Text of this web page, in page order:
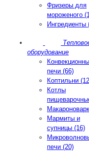
Фризеры для
мороженого
Ингредиенты
оборудование
печи (66)
Коптильни
Котлы
Мармиты и
супницы (16)
печи (20)